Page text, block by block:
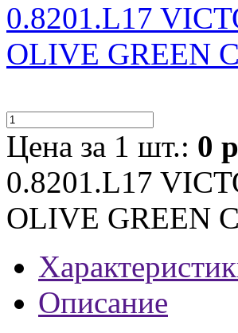
0.8201.L17
OLIVE GREEN
Цена за 1 шт.: 0
0.8201.L17
OLIVE GREEN
Описание